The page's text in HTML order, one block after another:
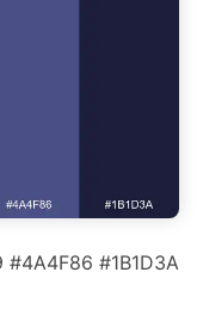
#4A4F86 #1B1D3A